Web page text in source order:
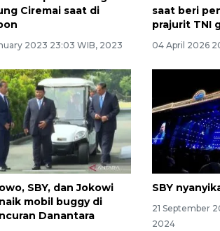
Ciremai saat di
2023 23:03 WIB, 2023
saat beri
prajurit TNI
04 April 2026
SBY, dan Jokowi
mobil buggy di
Danantara
SBY
21 September
2024